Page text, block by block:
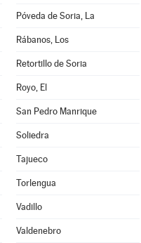
Póveda de Soria, La
Rábanos, Los
Retortillo de Soria
Royo, El
San Pedro Manrique
Soliedra
Tajueco
Torlengua
Vadillo
Valdenebro